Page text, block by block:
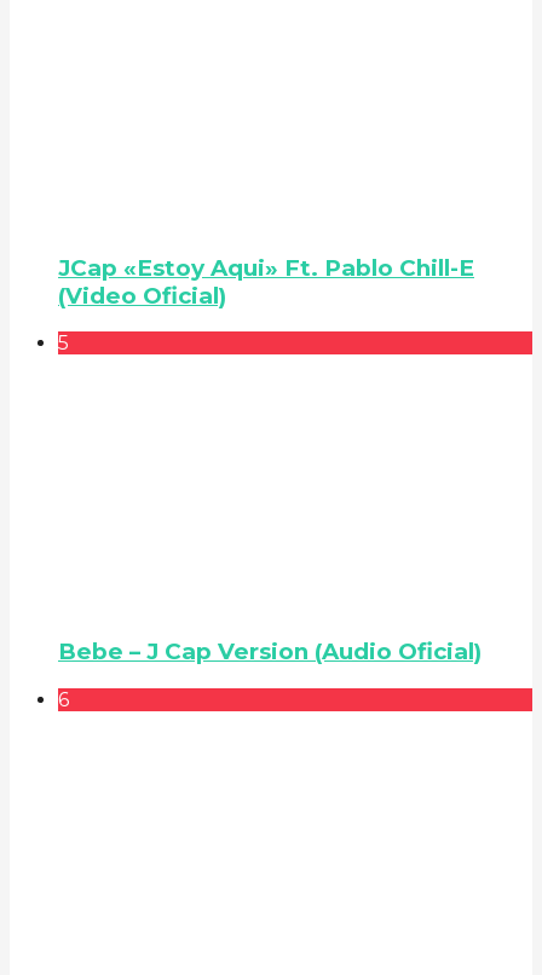
JCap «Estoy Aqui» Ft. Pablo Chill-E
(Video Oficial)
5
Bebe – J Cap Version (Audio Oficial)
6